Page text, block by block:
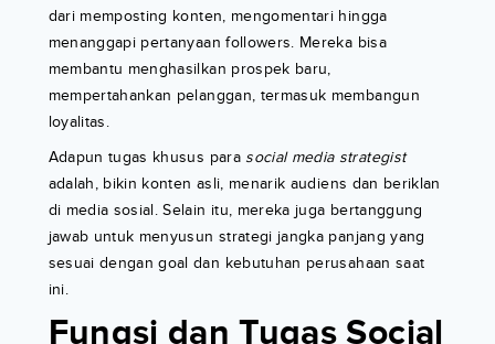
dari memposting konten, mengomentari hingga
menanggapi pertanyaan followers. Mereka bisa
membantu menghasilkan prospek baru,
mempertahankan pelanggan, termasuk membangun
loyalitas.
Adapun tugas khusus para social media strategist
adalah, bikin konten asli, menarik audiens dan beriklan
di media sosial. Selain itu, mereka juga bertanggung
jawab untuk menyusun strategi jangka panjang yang
sesuai dengan goal dan kebutuhan perusahaan saat
ini.
Fungsi dan Tugas Social